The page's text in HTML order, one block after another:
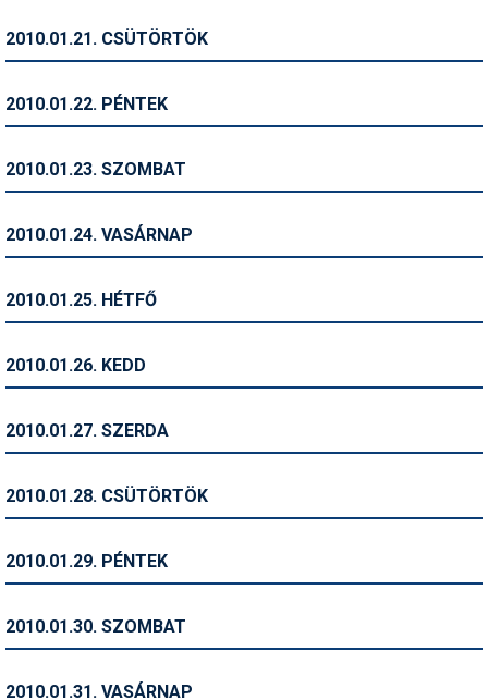
Szakértők
Telemark
Történelem
Utazási tippek
2010.01.21. CSÜTÖRTÖK
2010.01.22. PÉNTEK
2010.01.23. SZOMBAT
2010.01.24. VASÁRNAP
2010.01.25. HÉTFŐ
2010.01.26. KEDD
2010.01.27. SZERDA
2010.01.28. CSÜTÖRTÖK
2010.01.29. PÉNTEK
2010.01.30. SZOMBAT
2010.01.31. VASÁRNAP